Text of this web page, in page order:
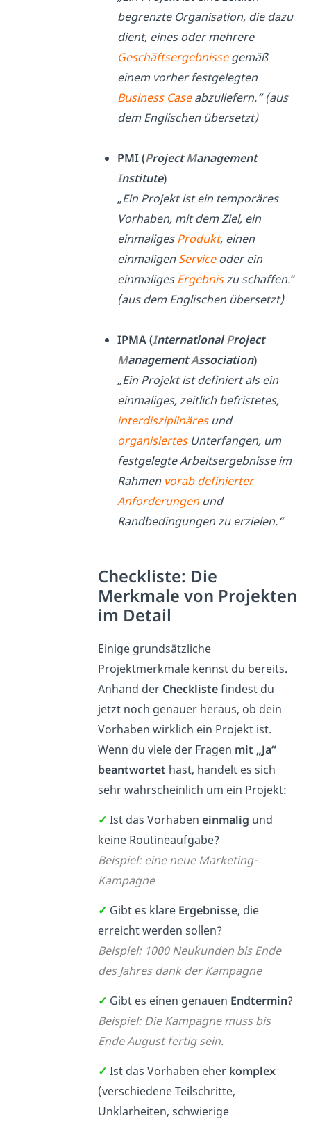
begrenzte Organisation, die dazu
dient, eines oder mehrere
Geschäftsergebnissegemäß
einem vorher festgelegten
Business Caseabzuliefern.“ (aus
dem Englischen übersetzt)
PMI (ProjectManagement
Institute)
„Ein Projekt ist ein temporäres
Vorhaben, mit dem Ziel, ein
einmaligesProdukt, einen
einmaligen Serviceoder ein
einmaligesErgebniszu schaffen.“
(aus dem Englischen übersetzt)
IPMA (InternationalProject
ManagementAssociation)
„Ein Projekt ist definiert als ein
einmaliges, zeitlich befristetes,
interdisziplinäresund
organisiertesUnterfangen, um
festgelegte Arbeitsergebnisse im
Rahmen vorab definierter
Anforderungenund
Randbedingungen zu erzielen.“
Checkliste: Die
Merkmale von Projekten
im Detail
Einige grundsätzliche
Projektmerkmale kennst du bereits.
Anhand der Checklistefindest du
jetzt noch genauer heraus, ob dein
Vorhaben wirklich ein Projekt ist.
Wenn du viele der Fragen mit „Ja“
beantwortet hast, handelt es sich
sehr wahrscheinlich um ein Projekt:
✓ Ist das Vorhaben einmalig und
keine Routineaufgabe?
Beispiel: eine neue Marketing-
Kampagne
✓ Gibt es klare Ergebnisse, die
erreicht werden sollen?
Beispiel: 1000 Neukunden bis Ende
des Jahres dank der Kampagne
✓ Gibt es einen genauen Endtermin?
Beispiel: Die Kampagne muss bis
Ende August fertig sein.
✓ Ist das Vorhaben eher komplex
(verschiedene Teilschritte,
Unklarheiten, schwierige